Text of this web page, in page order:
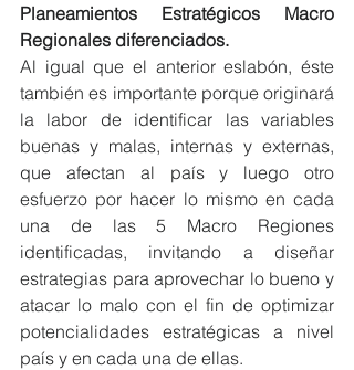
Planeamientos Estratégicos Macro
Regionales diferenciados.
Al igual que el anterior eslabón, éste
también es importante porque originará
la labor de identificar las variables
buenas y malas, internas y externas,
que afectan al país y luego otro
esfuerzo por hacer lo mismo en cada
una de las 5 Macro Regiones
identificadas, invitando a diseñar
estrategias para aprovechar lo bueno y
atacar lo malo con el fin de optimizar
potencialidades estratégicas a nivel
país y en cada una de ellas.